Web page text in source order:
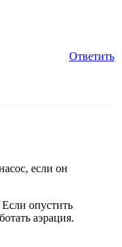
Ответить
если он
опустить
аэрация.